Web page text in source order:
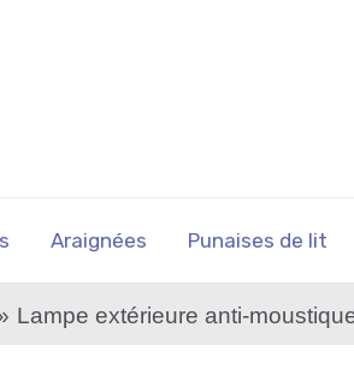
Araignées Punaises de lit
Lampe extérieure anti-